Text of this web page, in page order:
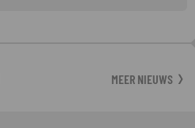
MEER NIEUWS